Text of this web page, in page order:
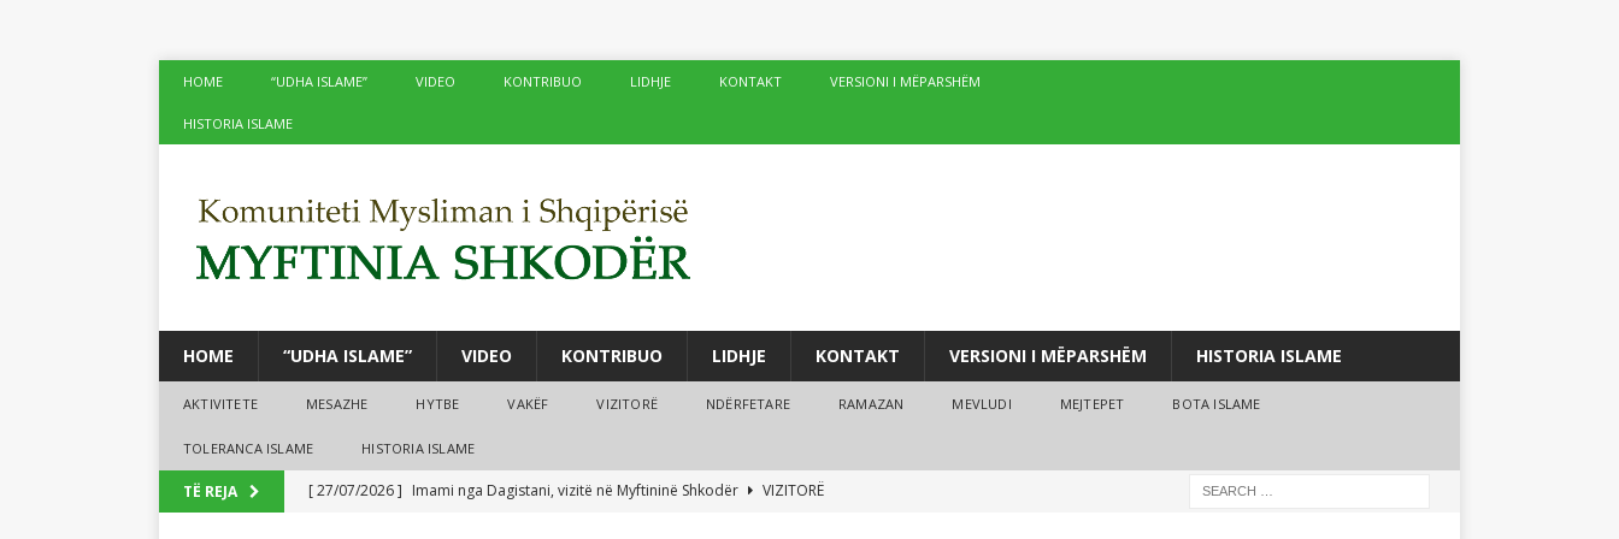
HOME “UDHA ISLAME” VIDEO KONTRIBUO LIDHJE KONTAKT VERSIONI I MËPARSHËM
HISTORIA ISLAME
HOME “UDHA ISLAME” VIDEO KONTRIBUO LIDHJE KONTAKT VERSIONI I MËPARSHËM HISTORIA ISLAME
AKTIVITETE MESAZHE HYTBE VAKËF VIZITORË NDËRFETARE RAMAZAN MEVLUDI MEJTEPET BOTA ISLAME
TOLERANCA ISLAME HISTORIA ISLAME
TË REJA [ 27/07/2026 ] Imami nga Dagistani, vizitë në Myftininë Shkodër
VIZITORË